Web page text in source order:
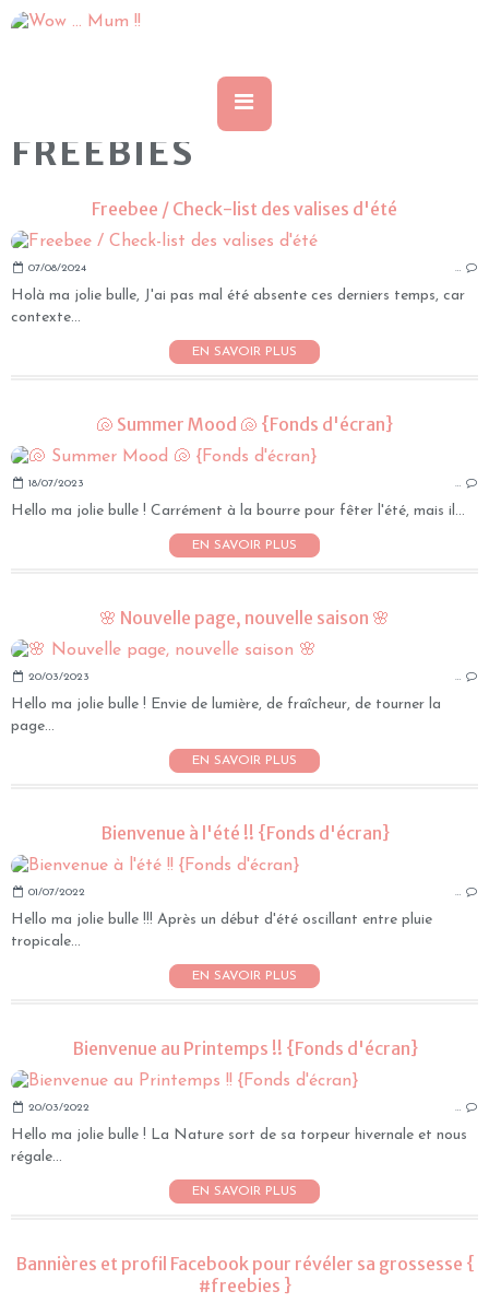
FREEBIES
Freebee / Check-list des valises d'été
07/08/2024 …
Holà ma jolie bulle, J'ai pas mal été absente ces derniers temps, car
contexte...
EN SAVOIR PLUS
🐚 Summer Mood 🐚 {Fonds d'écran}
18/07/2023 …
Hello ma jolie bulle ! Carrément à la bourre pour fêter l'été, mais il...
EN SAVOIR PLUS
🌸 Nouvelle page, nouvelle saison 🌸
20/03/2023 …
Hello ma jolie bulle ! Envie de lumière, de fraîcheur, de tourner la
page...
EN SAVOIR PLUS
Bienvenue à l'été !! {Fonds d'écran}
01/07/2022 …
Hello ma jolie bulle !!! Après un début d'été oscillant entre pluie
tropicale...
EN SAVOIR PLUS
Bienvenue au Printemps !! {Fonds d'écran}
20/03/2022 …
Hello ma jolie bulle ! La Nature sort de sa torpeur hivernale et nous
régale...
EN SAVOIR PLUS
Bannières et profil Facebook pour révéler sa grossesse {
#freebies }